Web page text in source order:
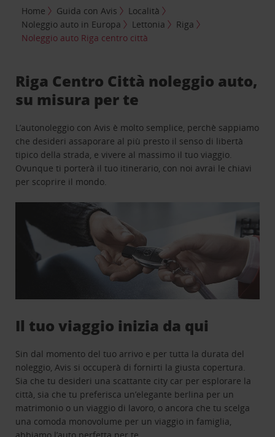
Home Guida con Avis
Località
Noleggio auto in Europa
Lettonia
Riga
Noleggio auto Riga centro città
Riga Centro Città noleggio auto,
su misura per te
L’autonoleggio con Avis è molto semplice, perchè sappiamo
che desideri assaporare al più presto il senso di libertà
tipico della strada, e vivere al massimo il tuo viaggio.
Ovunque ti porterà il tuo itinerario, con noi avrai le chiavi
per scoprire il mondo.
Il tuo viaggio inizia da qui
Sin dal momento del tuo arrivo e per tutta la durata del
noleggio, Avis si occuperà di fornirti la giusta copertura.
Sia che tu desideri una scattante city car per esplorare la
città, sia che tu preferisca un’elegante berlina per un
matrimonio o un viaggio di lavoro, o ancora che tu scelga
una comoda monovolume per un viaggio in famiglia,